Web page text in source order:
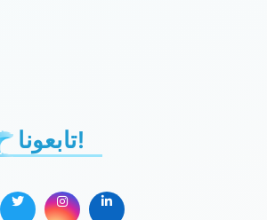
تابعونا!